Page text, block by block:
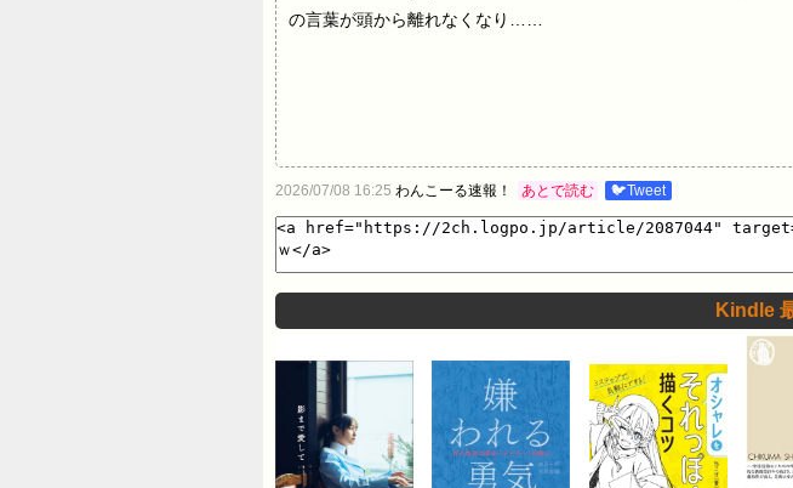
の言葉が頭から離れなくなり……
2026/07/08 16:25 わんこーる速報！ あとで読む 🐦Tweet
Kindle